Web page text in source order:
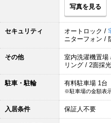
写真を見る
セキュリティ オートロック /
ニターフォン /
その他
室内洗濯機置場
リング / 2面採
駐車・駐輪 有料駐車場 1台
※駐車場の金額表
入居条件 保証人不要